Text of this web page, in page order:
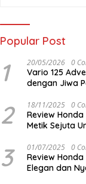
Popular Post
1 20/05/2026 0
Vario 125
dengan Jiwa
2 18/11/2025 0
Review
Metik Sejuta
3 01/07/2025 0
Review
Elegan dan